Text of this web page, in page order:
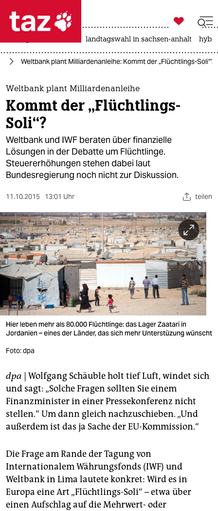
 taz zahl ich
taz zahl ich
themen
politik
öko
gesellschaft
kultur
sport
berlin
nord
wahrheit
verlag
verlag
veranstaltungen
unterstützen
abo
genossenschaft

taz zahl ich
landtagswahl in sachsen-anhalt
Weltbank plant Milliardenanleihe: Kommt der „Flüchtlings-Soli“?
Weltbank plant Milliardenanleihe
Kommt der „Flüchtlings-
Soli“?
Weltbank und IWF beraten über finanzielle
Lösungen in der Debatte um Flüchtlinge.
Steuererhöhungen stehen dabei laut
Bundesregierung noch nicht zur Diskussion.
11.10.2015 13:01 Uhr teilen
Hier leben mehr als 80.000 Flüchtlinge: das Lager Zaatari in
Jordanien – eines der Länder, das sich mehr Unterstüzung wünscht
Foto: dpa
dpa | Wolfgang Schäuble holt tief Luft, windet sich
und sagt: „Solche Fragen sollten Sie einem
Finanzminister in einer Pressekonferenz nicht
stellen.“ Um dann gleich nachzuschieben. „Und
außerdem ist das ja Sache der EU-Kommission.“
Die Frage am Rande der Tagung von
Internationalem Währungsfonds (IWF) und
Weltbank in Lima lautete konkret: Wird es in
Europa eine Art „Flüchtlings-Soli“ – etwa über
einen Aufschlag auf die Mehrwert- oder